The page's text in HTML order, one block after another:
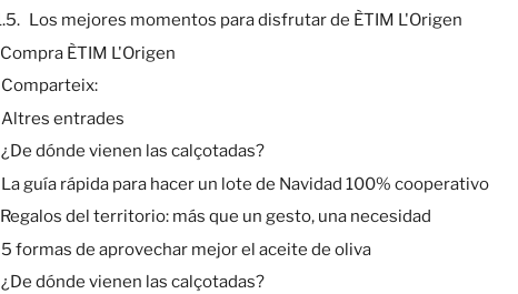
Los mejores momentos para disfrutar de ÈTIM L'Origen
Compra ÈTIM L'Origen
Comparteix:
Altres entrades
¿De dónde vienen las calçotadas?
La guía rápida para hacer un lote de Navidad 100% cooperativo
Regalos del territorio: más que un gesto, una necesidad
5 formas de aprovechar mejor el aceite de oliva
¿De dónde vienen las calçotadas?